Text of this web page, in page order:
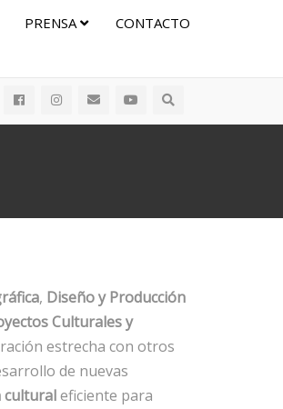
PRENSA CONTACTO
, Diseño y Producción
Culturales y
estrecha con otros
de nuevas
culturaleficiente para